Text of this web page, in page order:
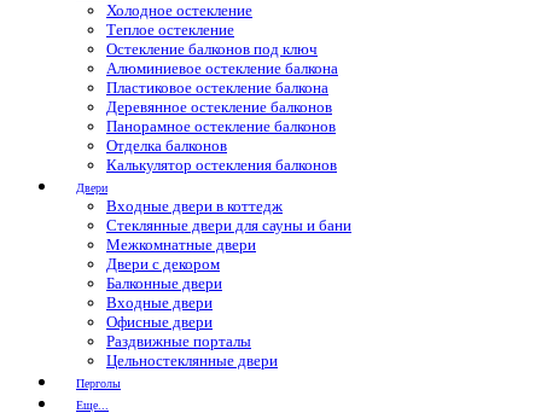
Холодное остекление
Теплое остекление
Остекление балконов под ключ
Алюминиевое остекление балкона
Пластиковое остекление балкона
Деревянное остекление балконов
Панорамное остекление балконов
Отделка балконов
Калькулятор остекления балконов
Двери
Входные двери в коттедж
Стеклянные двери для сауны и бани
Межкомнатные двери
Двери с декором
Балконные двери
Входные двери
Офисные двери
Раздвижные порталы
Цельностеклянные двери
Перголы
Еще...